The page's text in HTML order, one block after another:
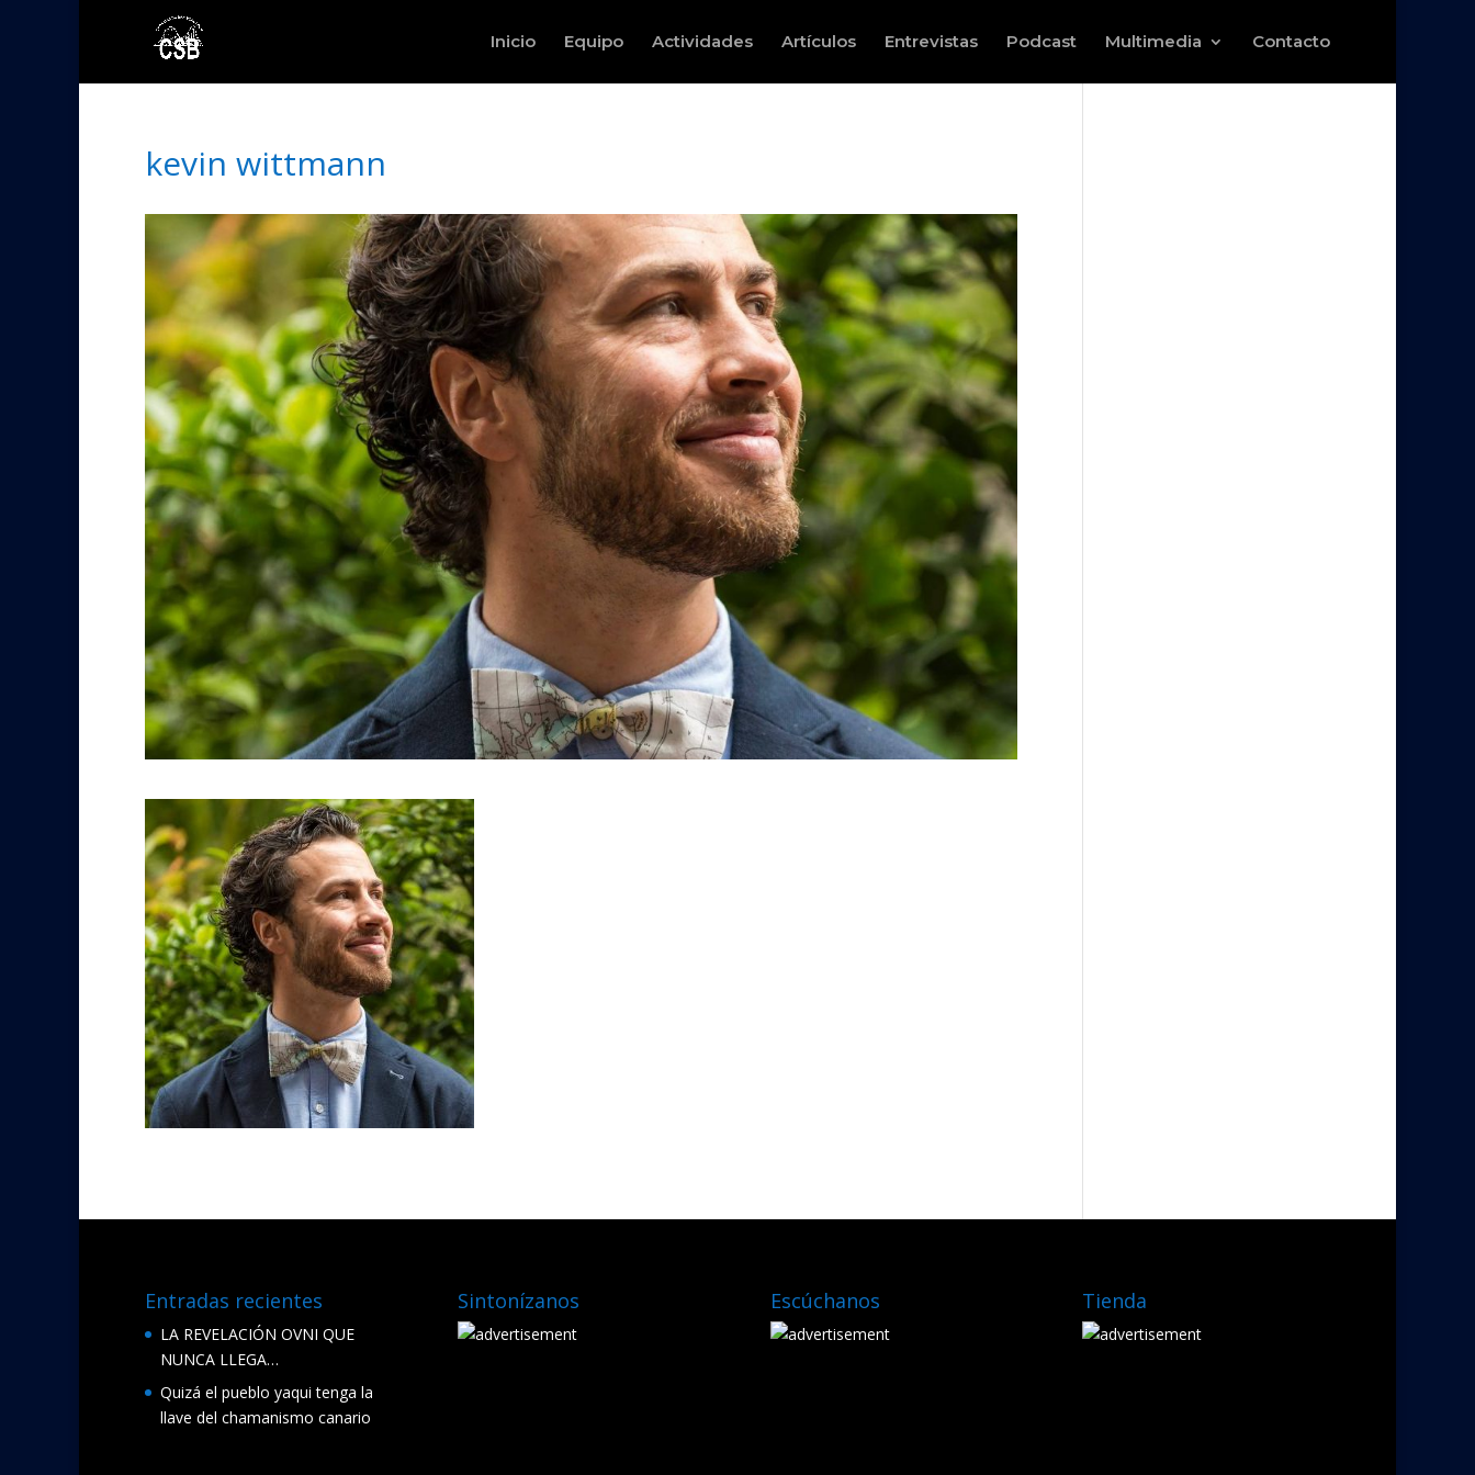
Inicio Equipo Actividades Artículos Entrevistas Podcast Multimedia Contacto
kevin wittmann
Entradas recientes
LA REVELACIÓN OVNI QUE
NUNCA LLEGA…
Quizá el pueblo yaqui tenga la
llave del chamanismo canario
Sintonízanos Escúchanos Tienda